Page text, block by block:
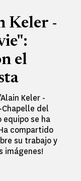
Keler -
el
Keler -
del
se ha
compartido
su trabajo y
imágenes!